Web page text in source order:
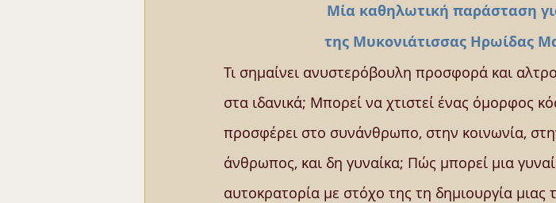
Μία καθηλωτική παράσταση
της Μυκονιάτισσας Ηρωίδας
Τι σημαίνει ανυστερόβουλη προσφορά και
στα ιδανικά; Μπορεί να χτιστεί ένας όμορφος
προσφέρει στο συνάνθρωπο, στην κοινωνία,
άνθρωπος, και δη γυναίκα; Πώς μπορεί μια
αυτοκρατορία με στόχο της τη δημιουργία μιας